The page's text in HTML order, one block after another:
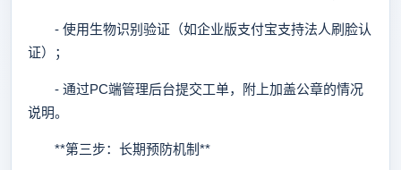
- 使用生物识别验证（如企业版支付宝支持法人刷脸认
证）；
- 通过PC端管理后台提交工单，附上加盖公章的情况
说明。
**第三步：长期预防机制**